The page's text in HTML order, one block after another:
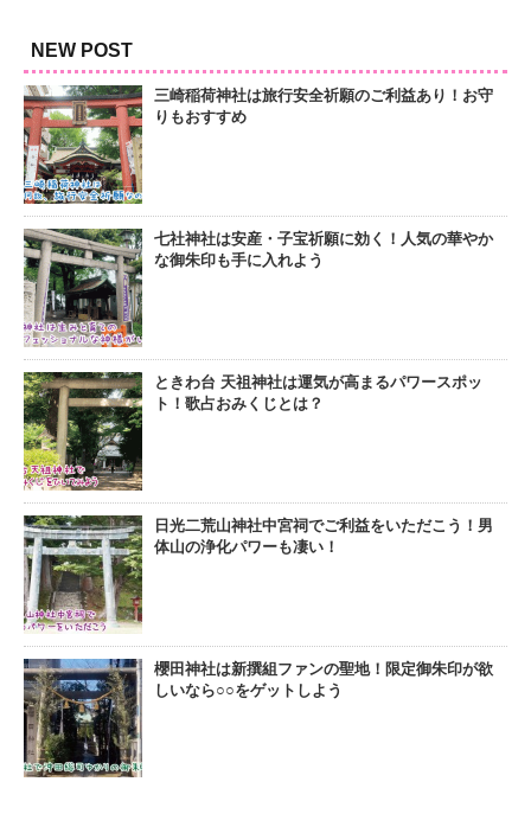
NEW POST
三崎稲荷神社は旅行安全祈願のご利益あり！お守
りもおすすめ
七社神社は安産・子宝祈願に効く！人気の華やか
な御朱印も手に入れよう
ときわ台 天祖神社は運気が高まるパワースポッ
ト！歌占おみくじとは？
日光二荒山神社中宮祠でご利益をいただこう！男
体山の浄化パワーも凄い！
櫻田神社は新撰組ファンの聖地！限定御朱印が欲
しいなら○○をゲットしよう